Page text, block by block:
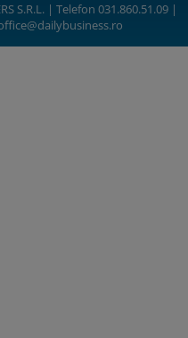
S.R.L. | Telefon 031.860.51.09 |